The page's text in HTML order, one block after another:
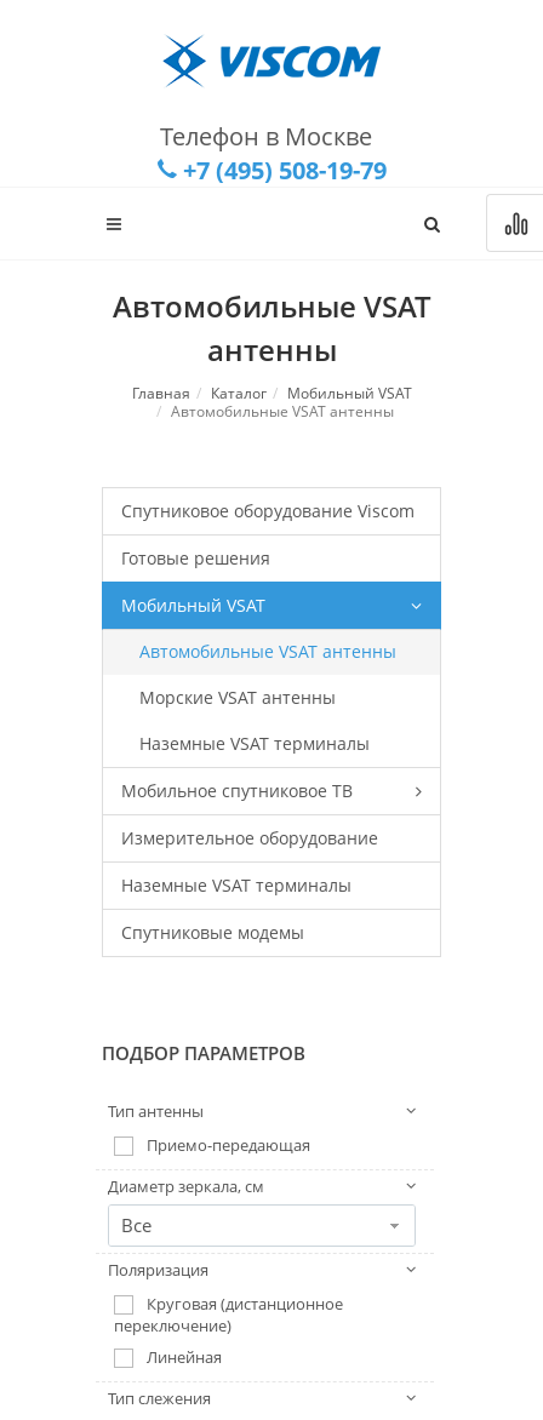
Телефон в Москве
+7 (495) 508-19-79
Автомобильные VSAT
антенны
Главная Каталог
Мобильный VSAT
Автомобильные VSAT антенны
Спутниковое оборудование Viscom
Готовые решения
Мобильный VSAT
Автомобильные VSAT антенны
Морские VSAT антенны
Наземные VSAT терминалы
Мобильное спутниковое ТВ
Измерительное оборудование
Наземные VSAT терминалы
Спутниковые модемы
ПОДБОР ПАРАМЕТРОВ
Тип антенны
Приемо-передающая
Диаметр зеркала, см
Все
Поляризация
Круговая (дистанционное
переключение)
Линейная
Тип слежения